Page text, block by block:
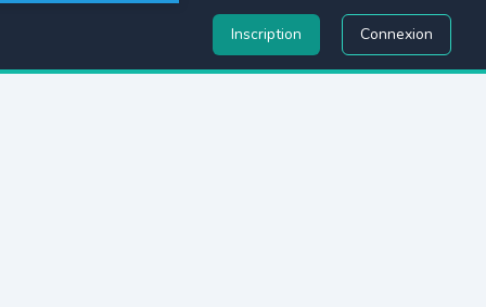
Inscription Connexion